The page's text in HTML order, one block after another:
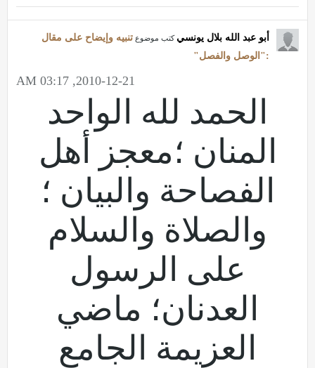
أبو عبد الله بلال يونسي كتب موضوع تنبيه وإيضاح على مقال
:"الوصل والفصل"
2010-12-21, 03:17 AM
الحمد لله الواحد
المنان ؛معجز أهل
الفصاحة والبيان ؛
والصلاة والسلام
على الرسول
العدنان؛ ماضي
العزيمة الجامع